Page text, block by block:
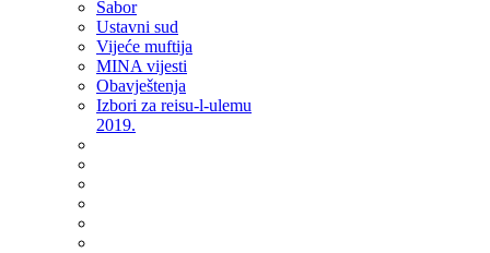
Sabor
Ustavni sud
Vijeće muftija
MINA vijesti
Obavještenja
Izbori za reisu-l-ulemu
2019.